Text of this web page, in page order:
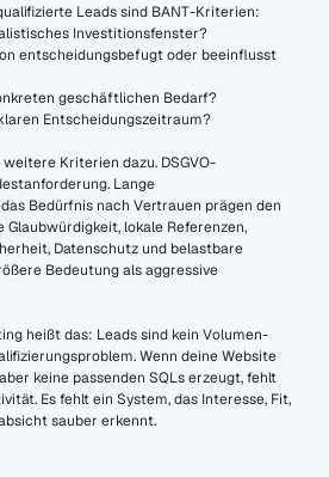
Leads sind BANT-Kriterien:
Investitionsfenster?
entscheidungsbefugt oder beeinflusst
geschäftlichen Bedarf?
Entscheidungszeitraum?
Kriterien dazu. DSGVO-
Lange
Bedürfnis nach Vertrauen prägen den
Glaubwürdigkeit, lokale Referenzen,
Datenschutz und belastbare
Bedeutung als aggressive
heißt das: Leads sind kein Volumen-
Wenn deine Website
keine passenden SQLs erzeugt, fehlt
Es fehlt ein System, das Interesse, Fit,
sauber erkennt.